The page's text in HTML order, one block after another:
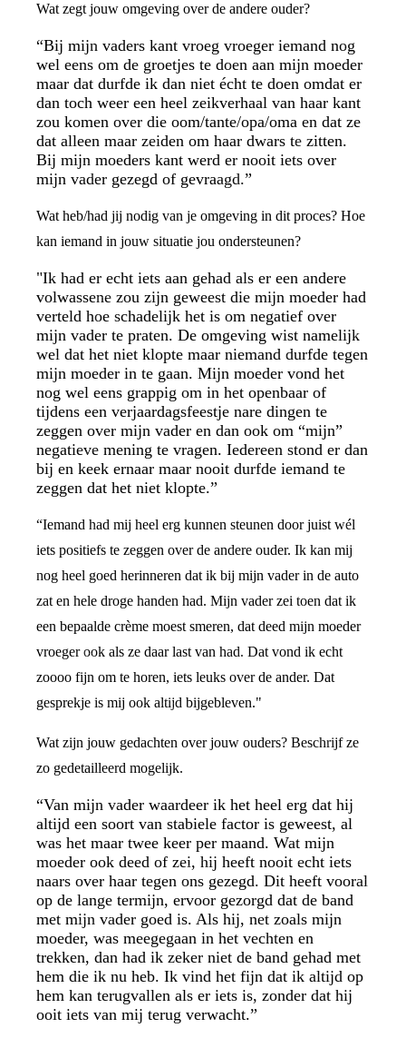
Wat zegt jouw omgeving over de andere ouder?
“Bij mijn vaders kant vroeg vroeger iemand nog
wel eens om de groetjes te doen aan mijn moeder
maar dat durfde ik dan niet écht te doen omdat er
dan toch weer een heel zeikverhaal van haar kant
zou komen over die oom/tante/opa/oma en dat ze
dat alleen maar zeiden om haar dwars te zitten.
Bij mijn moeders kant werd er nooit iets over
mijn vader gezegd of gevraagd.”
Wat heb/had jij nodig van je omgeving in dit proces? Hoe
kan iemand in jouw situatie jou ondersteunen?
"Ik had er echt iets aan gehad als er een andere
volwassene zou zijn geweest die mijn moeder had
verteld hoe schadelijk het is om negatief over
mijn vader te praten. De omgeving wist namelijk
wel dat het niet klopte maar niemand durfde tegen
mijn moeder in te gaan. Mijn moeder vond het
nog wel eens grappig om in het openbaar of
tijdens een verjaardagsfeestje nare dingen te
zeggen over mijn vader en dan ook om “mijn”
negatieve mening te vragen. Iedereen stond er dan
bij en keek ernaar maar nooit durfde iemand te
zeggen dat het niet klopte.”
“Iemand had mij heel erg kunnen steunen door juist wél
iets positiefs te zeggen over de andere ouder. Ik kan mij
nog heel goed herinneren dat ik bij mijn vader in de auto
zat en hele droge handen had. Mijn vader zei toen dat ik
een bepaalde crème moest smeren, dat deed mijn moeder
vroeger ook als ze daar last van had. Dat vond ik echt
zoooo fijn om te horen, iets leuks over de ander. Dat
gesprekje is mij ook altijd bijgebleven."
Wat zijn jouw gedachten over jouw ouders? Beschrijf ze
zo gedetailleerd mogelijk.
“Van mijn vader waardeer ik het heel erg dat hij
altijd een soort van stabiele factor is geweest, al
was het maar twee keer per maand. Wat mijn
moeder ook deed of zei, hij heeft nooit echt iets
naars over haar tegen ons gezegd. Dit heeft vooral
op de lange termijn, ervoor gezorgd dat de band
met mijn vader goed is. Als hij, net zoals mijn
moeder, was meegegaan in het vechten en
trekken, dan had ik zeker niet de band gehad met
hem die ik nu heb. Ik vind het fijn dat ik altijd op
hem kan terugvallen als er iets is, zonder dat hij
ooit iets van mij terug verwacht.”